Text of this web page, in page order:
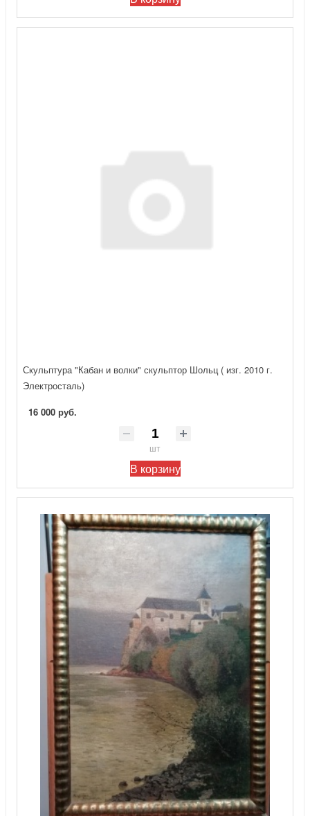
Скульптура "Кабан и волки" скульптор Шольц ( изг. 2010 г.
Электросталь)
16 000 руб.
шт
В корзину